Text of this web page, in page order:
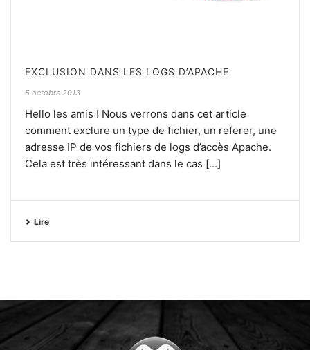
EXCLUSION DANS LES LOGS D’APACHE
5 octobre 2013
Hello les amis ! Nous verrons dans cet article
comment exclure un type de fichier, un referer, une
adresse IP de vos fichiers de logs d’accès Apache.
Cela est très intéressant dans le cas [...]
Lire